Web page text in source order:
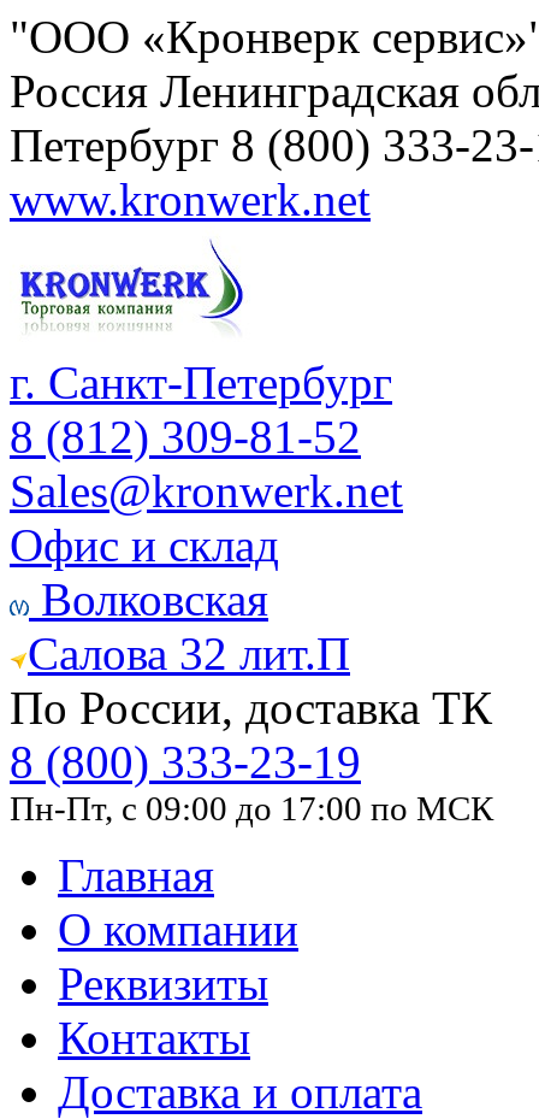
"ООО «Кронверк
Россия Ленинградская
Петербург 8 (800) 333-
www.kronwerk.net
г. Санкт-Петербург
8 (812) 309-81-52
Sales@kronwerk.net
Офис и склад
Волковская
Салова 32 лит.П
По России, доставка ТК
8 (800) 333-23-19
Пн-Пт, с 09:00 до 17:00 по МСК
Главная
О компании
Реквизиты
Контакты
Доставка и оплата